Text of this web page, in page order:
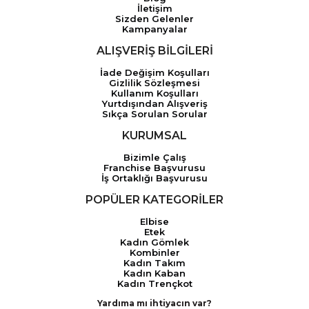
İletişim
Sizden Gelenler
Kampanyalar
ALIŞVERİŞ BİLGİLERİ
İade Değişim Koşulları
Gizlilik Sözleşmesi
Kullanım Koşulları
Yurtdışından Alışveriş
Sıkça Sorulan Sorular
KURUMSAL
Bizimle Çalış
Franchise Başvurusu
İş Ortaklığı Başvurusu
POPÜLER KATEGORİLER
Elbise
Etek
Kadın Gömlek
Kombinler
Kadın Takım
Kadın Kaban
Kadın Trençkot
Yardıma mı ihtiyacın var?